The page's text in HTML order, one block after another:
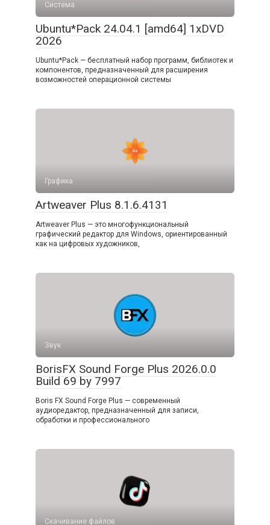
Система
Ubuntu*Pack 24.04.1 [amd64] 1xDVD
2026
Ubuntu*Pack — бесплатный набор программ, библиотек и
компонентов, предназначенный для расширения
возможностей операционной системы
Графика
Artweaver Plus 8.1.6.4131
Artweaver Plus — это многофункциональный
графический редактор для Windows, ориентированный
как на цифровых художников,
Звук
BorisFX Sound Forge Plus 2026.0.0
Build 69 by 7997
Boris FX Sound Forge Plus — современный
аудиоредактор, предназначенный для записи,
обработки и профессионального
Скачивание файлов